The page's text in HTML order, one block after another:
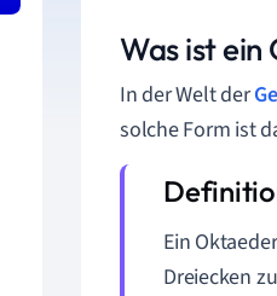
Was ist
In der Welt der
solche Form ist
Ein
Dreiecken